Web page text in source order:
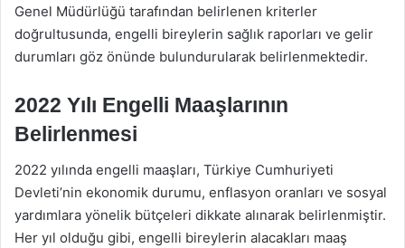
Genel Müdürlüğü tarafından belirlenen kriterler
doğrultusunda, engelli bireylerin sağlık raporları ve gelir
durumları göz önünde bulundurularak belirlenmektedir.
2022 Yılı Engelli Maaşlarının
Belirlenmesi
2022 yılında engelli maaşları, Türkiye Cumhuriyeti
Devleti’nin ekonomik durumu, enflasyon oranları ve sosyal
yardımlara yönelik bütçeleri dikkate alınarak belirlenmiştir.
Her yıl olduğu gibi, engelli bireylerin alacakları maaş